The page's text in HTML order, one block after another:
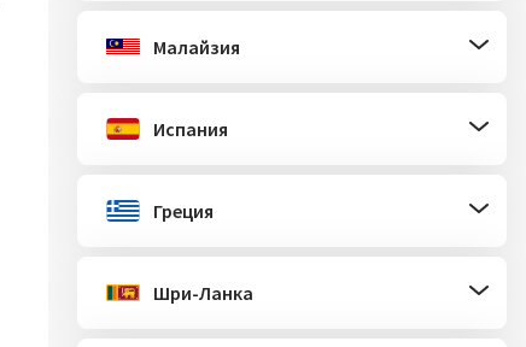
Малайзия
Испания
Греция
Шри-Ланка